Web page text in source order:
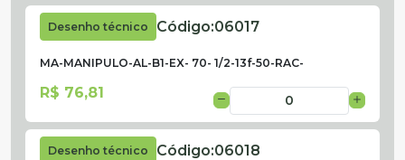
Desenho técnico Código:06017
MA-MANIPULO-AL-B1-EX- 70- 1/2-13f-50-RAC-
R$ 76,81
Desenho técnico Código:06018